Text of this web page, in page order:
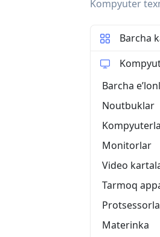
Kompyuter
Barcha
Barcha
Noutbuklar
Monitorlar
Video
Tarmoq
Materinka